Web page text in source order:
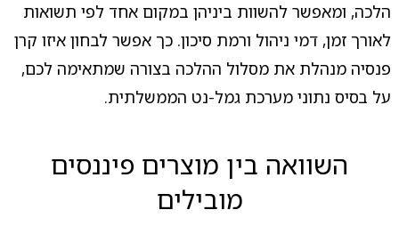
הלכה, ומאפשר להשוות ביניהן במקום אחד לפי תשואות
לאורך זמן, דמי ניהול ורמת סיכון. כך אפשר לבחון איזו קרן
פנסיה מנהלת את מסלול ההלכה בצורה שמתאימה לכם,
על בסיס נתוני מערכת גמל-נט הממשלתית.
השוואה בין מוצרים פיננסים
מובילים